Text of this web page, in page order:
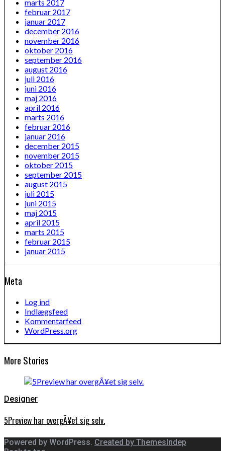
marts 2017
februar 2017
januar 2017
december 2016
november 2016
oktober 2016
september 2016
august 2016
juli 2016
juni 2016
maj 2016
april 2016
marts 2016
februar 2016
januar 2016
december 2015
november 2015
oktober 2015
september 2015
august 2015
juli 2015
juni 2015
maj 2015
april 2015
marts 2015
februar 2015
januar 2015
Meta
Log ind
Indlægsfeed
Kommentarfeed
WordPress.org
More Stories
Designer
5Preview har overgÃ¥et sig selv.
Powered by WordPress. Created by ThemesIndep